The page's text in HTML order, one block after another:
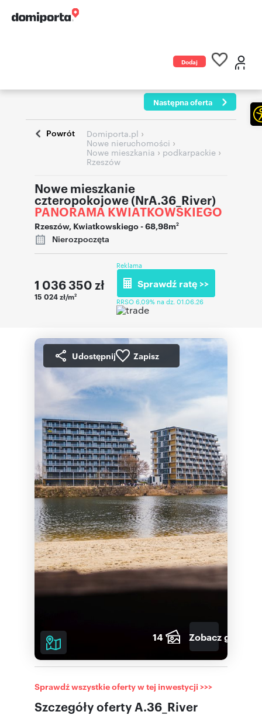
Dodaj
Następna oferta
Powrót Domiporta.pl ›
Nowe nieruchomości ›
Nowe mieszkania › podkarpackie ›
Rzeszów
Nowe mieszkanie
czteropokojowe (NrA.36_River)
PANORAMA KWIATKOWSKIEGO
Rzeszów, Kwiatkowskiego- 68,98m2
Nierozpoczęta
1 036 350 zł
15 024 zł/m2
Reklama
Sprawdź ratę >>
RRSO 6,09% na dz. 01.06.26
Udostępnij Zapisz
14 Zobacz galerię
Szczegóły oferty A.36_River
Sprawdź wszystkie oferty w tej inwestycji >>>